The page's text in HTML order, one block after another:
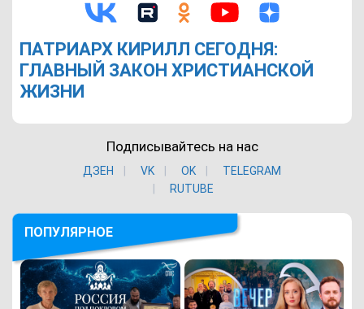
ПАТРИАРХ КИРИЛЛ СЕГОДНЯ:
ГЛАВНЫЙ ЗАКОН ХРИСТИАНСКОЙ
ЖИЗНИ
Подписывайтесь на нас
ДЗЕН VK ОK
TELEGRAM
RUTUBE
ПОПУЛЯРНОЕ